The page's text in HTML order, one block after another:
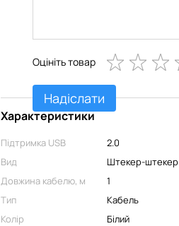
Оцініть товар
Надіслати
Характеристики
Підтримка USB
2.0
Вид
Штекер-штекер
Довжина кабелю, м
1
Тип
Кабель
Колір
Білий